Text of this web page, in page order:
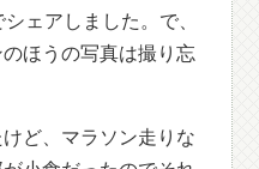
ェアしました。で、
ほうの写真は撮り忘
ど、マラソン走りな